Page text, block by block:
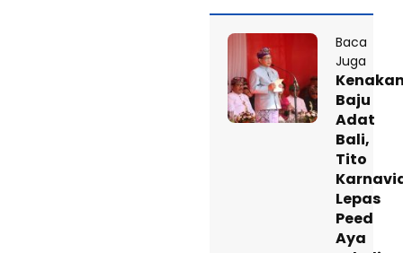
Baca
Juga
Baju
Adat
Bali,
Tito
Lepas
Peed
Aya